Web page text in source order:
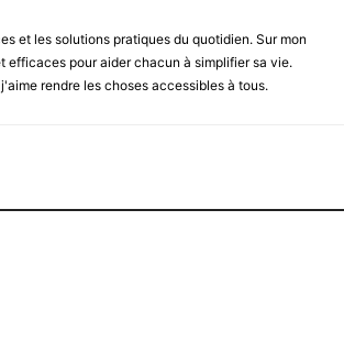
et les solutions pratiques du quotidien. Sur mon
efficaces pour aider chacun à simplifier sa vie.
rendre les choses accessibles à tous.